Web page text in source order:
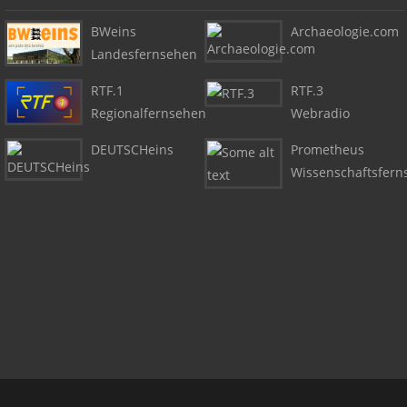
BWeins
Landesfernsehen
RTF.1
Regionalfernsehen
DEUTSCHeins
Archaeologie.com
RTF.3
Webradio
Prometheus